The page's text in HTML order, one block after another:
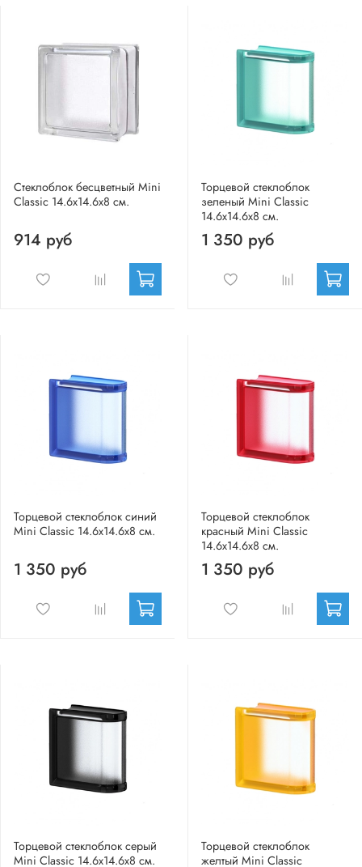
Стеклоблок бесцветный Mini
Classic 14.6x14.6x8 см.
914 руб
Торцевой стеклоблок
зеленый Mini Classic
14.6x14.6x8 см.
1 350 руб
Торцевой стеклоблок синий
Mini Classic 14.6x14.6x8 см.
1 350 руб
Торцевой стеклоблок
красный Mini Classic
14.6x14.6x8 см.
1 350 руб
Торцевой стеклоблок серый
Mini Classic 14.6x14.6x8 см.
Торцевой стеклоблок
желтый Mini Classic